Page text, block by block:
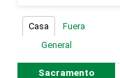
Casa
Fuera
General
Sacramento